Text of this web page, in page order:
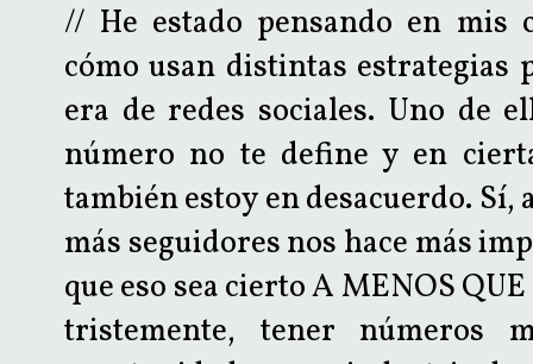
// He estado pensando en mis
cómo usan distintas estrategias
era de redes sociales. Uno de
número no te define y en
también estoy en desacuerdo.
más seguidores nos hace más
que eso sea cierto A MENOS
tristemente, tener números